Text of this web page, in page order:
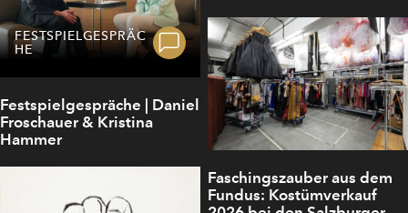
FESTSPIELGESPRÄC
HE
Festspielgespräche | Daniel
Froschauer & Kristina
Hammer
Faschingszauber aus dem
Fundus: Kostümverkauf